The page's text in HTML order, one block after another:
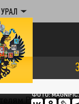
ФОТО: MAGNIFIC.